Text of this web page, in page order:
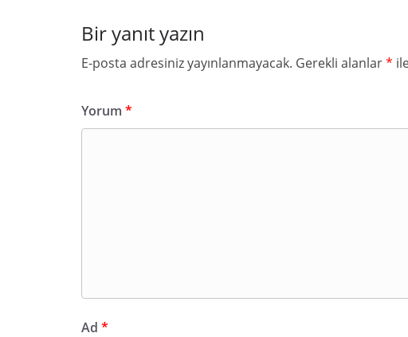
Bir yanıt yazın
E-posta adresiniz yayınlanmayacak. Gerekli alanlar*
Yorum *
Ad *